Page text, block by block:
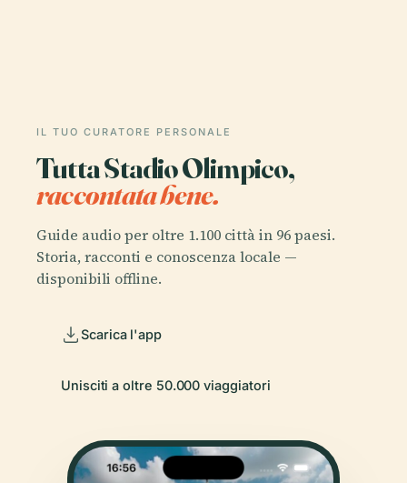
IL TUO CURATORE PERSONALE
Tutta Stadio Olimpico,
raccontata bene.
Guide audio per oltre 1.100 città in 96 paesi.
Storia, racconti e conoscenza locale —
disponibili offline.
Scarica l'app
Unisciti a oltre 50.000 viaggiatori